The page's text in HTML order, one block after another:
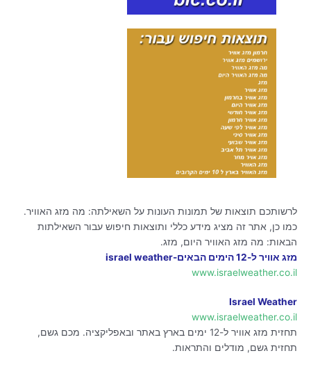
לרשותכם תוצאות של תמונות העונות על השאילתה: מה מזג האוויר.
כמו כן, אתר זה מציג מידע כללי ותוצאות חיפוש עבור השאילתות
הבאות: מה מזג האוויר היום, מזג.
מזג אוויר ל-12 הימים הבאים-israel weather
www.israelweather.co.il
Israel Weather
www.israelweather.co.il
תחזית מזג אוויר ל-12 ימים בארץ באתר ובאפליקציה. מכם גשם,
תחזית גשם, מודלים והתראות.